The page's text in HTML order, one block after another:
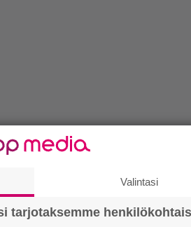
Valintasi
tarjotaksemme